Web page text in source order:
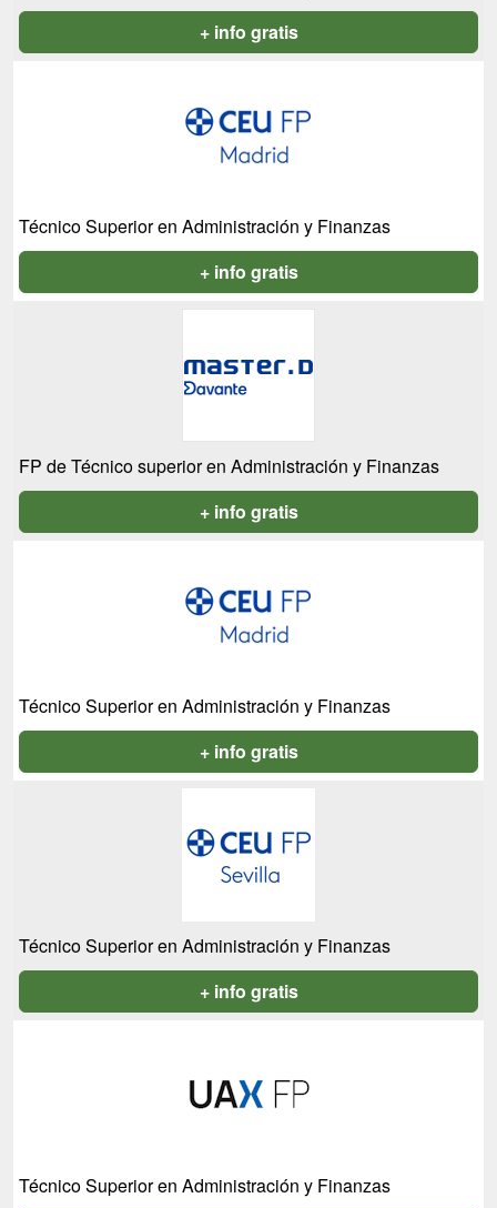
+ info gratis
Técnico Superior en Administración y Finanzas
+ info gratis
FP de Técnico superior en Administración y Finanzas
+ info gratis
Técnico Superior en Administración y Finanzas
+ info gratis
Técnico Superior en Administración y Finanzas
+ info gratis
Técnico Superior en Administración y Finanzas